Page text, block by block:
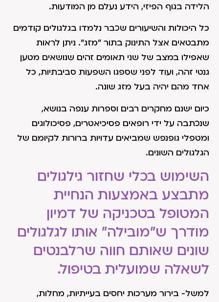
הלידה בגוף הפיזי, הידע נעלם מן המודעות.
כל היכולות והשיעורים שכבר נלמדו בגלגולים קודמים
מתבטאים אצל התינוק בתור "מזג". ניתן לראות
שאפילו במצב של שני תאומים זהים שנושאים מטען
גנטי זהה, ועוד לפני שספגו השפעות סביבתיות, כל
אחד מהם יהיה בעל מזג שונה.
כיום ישנם מחקרים רבים וספרות ענפה בנושא,
שנכתבה על ידי רופאים פסיכיאטרים, פסיכולוגים
ומטפלי גופנפש שמביאים עדויות ברורות לקיומם של
הגלגולים השונים.
השימוש בכלי שחזור גילגולים
מתבצע באמצעות הנחיית
המטופל בטכניקה של דמיון
מודרך ש"מובילה" אותו לגלגולים
שונים שאותם חווה שרלבנטים
לשאלה שמועלית בטיפול.
למשל- בירור מערכות יחסים בעייתיות, מחלות,